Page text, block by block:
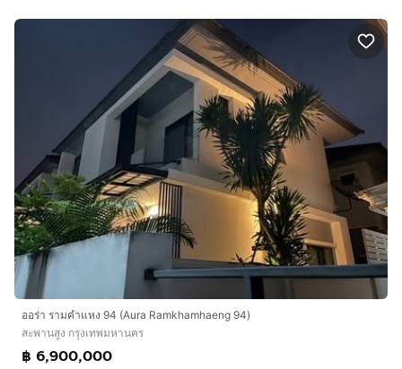
ออร่า รามคำแหง 94 (Aura Ramkhamhaeng 94)
สะพานสูง กรุงเทพมหานคร
฿ 6,900,000